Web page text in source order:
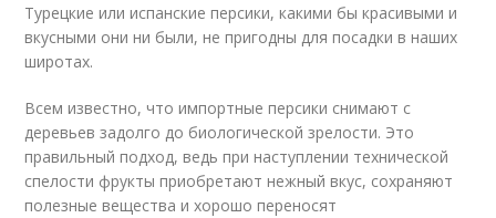
Турецкие или испанские персики, какими бы красивыми и
вкусными они ни были, не пригодны для посадки в наших
широтах.
Всем известно, что импортные персики снимают с
деревьев задолго до биологической зрелости. Это
правильный подход, ведь при наступлении технической
спелости фрукты приобретают нежный вкус, сохраняют
полезные вещества и хорошо переносят